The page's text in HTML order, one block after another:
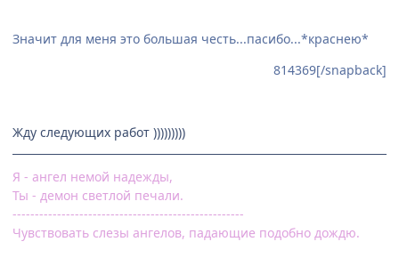
Значит для меня это большая честь...пасибо...*краснею*
814369[/snapback]
Жду следующих работ )))))))))
Я - ангел немой надежды,
Ты - демон светлой печали.
----------------------------------------------------
Чувствовать слезы ангелов, падающие подобно дождю.